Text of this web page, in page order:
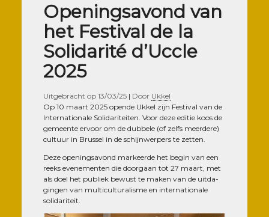
Openingsavond van
het Festival de la
Solidarité d’Uccle
2025
Uitgebracht op 13/03/25 | Door Ukkel
Op 10 maart 2025 opende Ukkel zijn Fes­ti­val van de
Inter­na­tio­nale Soli­da­ri­tei­ten. Voor deze edi­tie koos de
gemeente ervoor om de dub­bele (of zelfs meer­dere)
cultuur in Brus­sel in de schi­jn­wer­pers te zetten.
Deze ope­ning­sa­vond mar­keerde het begin van een
reeks eve­ne­men­ten die door­gaan tot 27 maart, met
als doel het publiek bewust te maken van de uit­da­
gin­gen van mul­ti­cul­tu­ra­lisme en inter­na­tio­nale
solidariteit.